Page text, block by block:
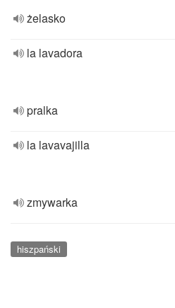
żelasko
la lavadora
pralka
la lavavajilla
zmywarka
hiszpański